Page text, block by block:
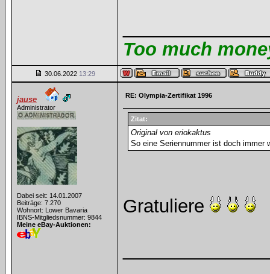
Too much
30.06.2022 13:29
jause
Administrator
Dabei seit: 14.01.2007
Beiträge: 7.270
Wohnort: Lower Bavaria
IBNS-Mitgliedsnummer: 9844
Meine eBay-Auktionen:
RE: Olympia-Zertifikat 1996
Zitat:
Original von eriokaktus
So eine Seriennummer ist doch immer
Gratuliere